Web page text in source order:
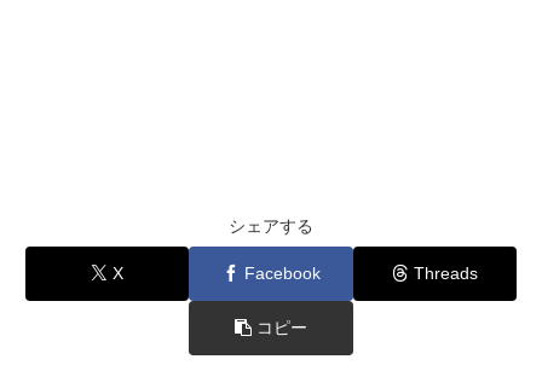
シェアする
X Facebook Threads
コピー